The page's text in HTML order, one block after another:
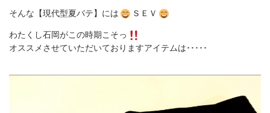
そんな【現代型夏バテ】には ＳＥＶ
わたくし石岡がこの時期こそっ
オススメさせていただいておりますアイテムは･････